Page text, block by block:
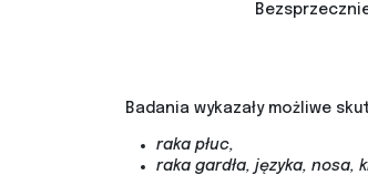
Badania wykazały możliwe
raka płuc,
raka gardła, języka, nosa,